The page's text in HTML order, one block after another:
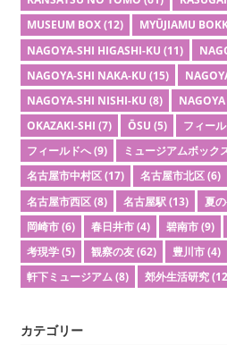
MUSEUM BOX(12) MYŪJIAMU
NAGOYA-SHI HIGASHI-KU (11)
NAGOYA-SHI NAKA-KU (15)
NAGOYA-SHI NISHI-KU (8)
OKAZAKI-SHI (7) ŌSU (5) フィー
フィールドへ(9) ミュージアムボック
名古屋市中村区(17) 名古屋市北区(6)
名古屋市西区(8) 名古屋駅(13) 夏
岡崎市(6) 春日井市(4) 碧南市(9)
考現学(5) 観察の友(62) 豊川市(4)
軒下ミュージアム(8) 郊外生活研究
カテゴリー